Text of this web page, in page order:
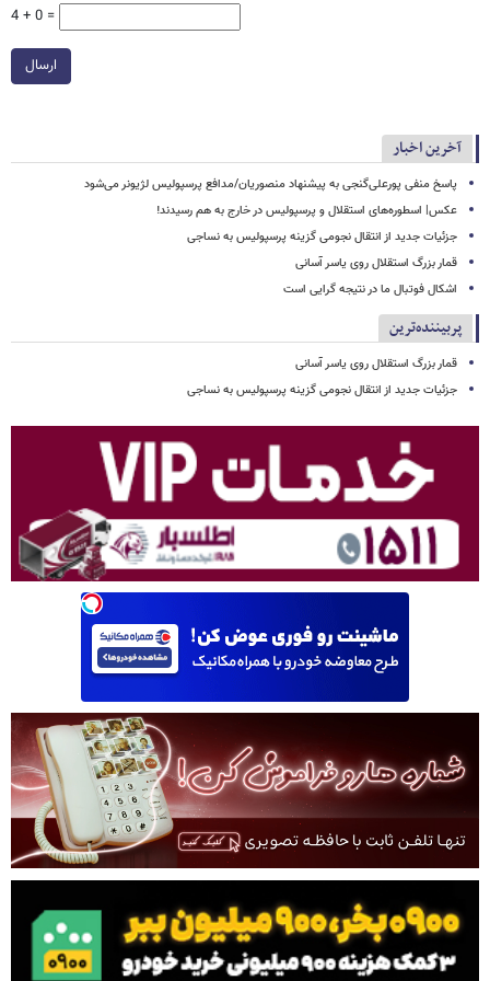
4 + 0 =
ارسال
آخرین اخبار
پاسخ منفی پورعلی‌گنجی به پیشنهاد منصوریان/مدافع پرسپولیس لژیونر می‌شود
عکس| اسطوره‌های استقلال و پرسپولیس در خارج به هم رسیدند!
جزئیات جدید از انتقال نجومی گزینه پرسپولیس به نساجی
قمار بزرگ استقلال روی یاسر آسانی
اشکال فوتبال ما در نتیجه گرایی است
پربیننده‌ترین
قمار بزرگ استقلال روی یاسر آسانی
جزئیات جدید از انتقال نجومی گزینه پرسپولیس به نساجی